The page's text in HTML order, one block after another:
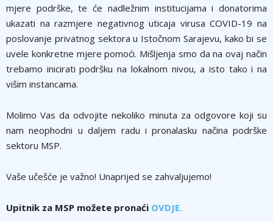
mjere podrške, te će nadležnim institucijama i donatorima
ukazati na razmjere negativnog uticaja virusa COVID-19 na
poslovanje privatnog sektora u Istočnom Sarajevu, kako bi se
uvele konkretne mjere pomoći. Mišljenja smo da na ovaj način
trebamo inicirati podršku na lokalnom nivou, a isto tako i na
višim instancama.
Molimo Vas da odvojite nekoliko minuta za odgovore koji su
nam neophodni u daljem radu i pronalasku načina podrške
sektoru MSP.
Vaše učešće je važno! Unaprijed se zahvaljujemo!
Upitnik za MSP možete pronaći OVDJE.